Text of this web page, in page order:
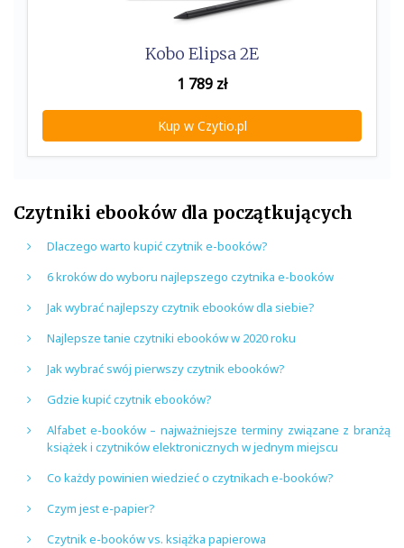
Kobo Elipsa 2E
1 789 zł
Kup w Czytio.pl
Czytniki ebooków dla początkujących
Dlaczego warto kupić czytnik e-booków?
6 kroków do wyboru najlepszego czytnika e-booków
Jak wybrać najlepszy czytnik ebooków dla siebie?
Najlepsze tanie czytniki ebooków w 2020 roku
Jak wybrać swój pierwszy czytnik ebooków?
Gdzie kupić czytnik ebooków?
Alfabet e-booków – najważniejsze terminy związane z branżą
książek i czytników elektronicznych w jednym miejscu
Co każdy powinien wiedzieć o czytnikach e-booków?
Czym jest e-papier?
Czytnik e-booków vs. książka papierowa